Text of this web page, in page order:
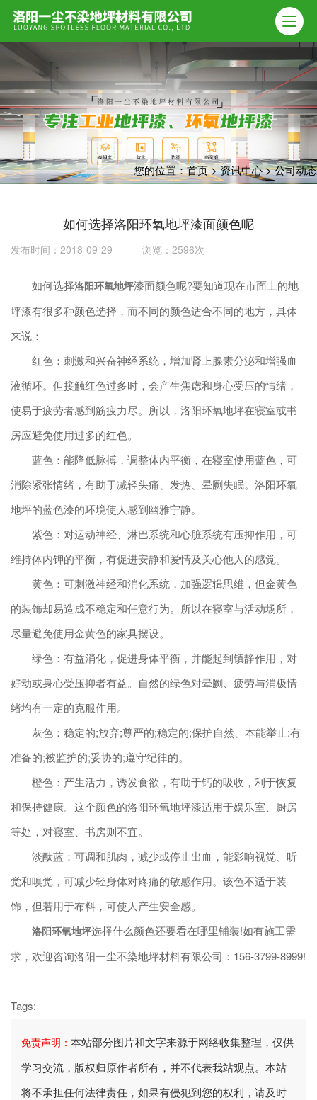
您的位置：首页>资讯中心>公司动态
如何选择洛阳环氧地坪漆面颜色呢
发布时间：2018-09-29 浏览：2596次
如何选择洛阳环氧地坪漆面颜色呢?要知道现在市面上的地
坪漆有很多种颜色选择，而不同的颜色适合不同的地方，具体
来说：
红色：刺激和兴奋神经系统，增加肾上腺素分泌和增强血
液循环。但接触红色过多时，会产生焦虑和身心受压的情绪，
使易于疲劳者感到筋疲力尽。所以，洛阳环氧地坪在寝室或书
房应避免使用过多的红色。
蓝色：能降低脉搏，调整体内平衡，在寝室使用蓝色，可
消除紧张情绪，有助于减轻头痛、发热、晕劂失眠。洛阳环氧
地坪的蓝色漆的环境使人感到幽雅宁静。
紫色：对运动神经、淋巴系统和心脏系统有压抑作用，可
维持体内钾的平衡，有促进安静和爱情及关心他人的感觉。
黄色：可刺激神经和消化系统，加强逻辑思维，但金黄色
的装饰却易造成不稳定和任意行为。所以在寝室与活动场所，
尽量避免使用金黄色的家具摆设。
绿色：有益消化，促进身体平衡，并能起到镇静作用，对
好动或身心受压抑者有益。自然的绿色对晕劂、疲劳与消极情
绪均有一定的克服作用。
灰色：稳定的;放弃;尊严的;稳定的;保护自然、本能举止:有
准备的;被监护的;妥协的;遵守纪律的。
橙色：产生活力，诱发食欲，有助于钙的吸收，利于恢复
和保持健康。这个颜色的洛阳环氧地坪漆适用于娱乐室、厨房
等处，对寝室、书房则不宜。
淡酞蓝：可调和肌肉，减少或停止出血，能影响视觉、听
觉和嗅觉，可减少轻身体对疼痛的敏感作用。该色不适于装
饰，但若用于布料，可使人产生安全感。
洛阳环氧地坪选择什么颜色还要看在哪里铺装!如有施工需
求，欢迎咨询洛阳一尘不染地坪材料有限公司：156-3799-8999!
Tags:
免责声明： 本站部分图片和文字来源于网络收集整理，仅供
学习交流，版权归原作者所有，并不代表我站观点。本站
将不承担任何法律责任，如果有侵犯到您的权利，请及时